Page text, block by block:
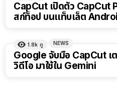
CapCut เปิดตัว CapCut
สก์ท็อป บนแท็บเล็ต
1.8k ดู NEWS
Google จับมือ CapCut เ
วิดีโอ มาใช้ใน Gemini